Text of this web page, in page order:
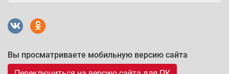
Вы просматриваете мобильную версию сайта